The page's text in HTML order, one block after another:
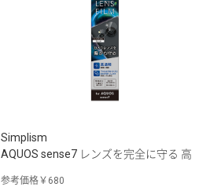
Simplism
AQUOS sense7 レンズを完全に守る 高
参考価格￥680